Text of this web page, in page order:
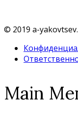
© 2019 a-
Main